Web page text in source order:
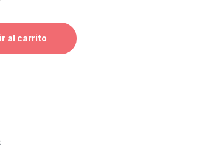
al carrito